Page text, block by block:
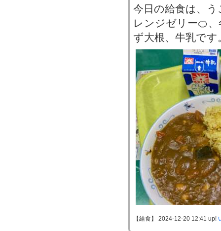
今日の給食は、
レンジゼリー🍊
ず大根、牛乳です
【給食】 2024-12-20 12:41 up!